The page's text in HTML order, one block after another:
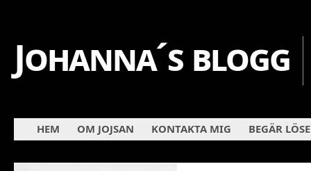
Johanna´s blogg
HEM OM JOJSAN KONTAKTA MIG BEGÄR